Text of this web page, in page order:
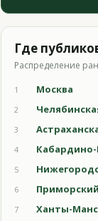
Где
Распределение
1 Москва
2
3
4
5
6
7
Ханты-